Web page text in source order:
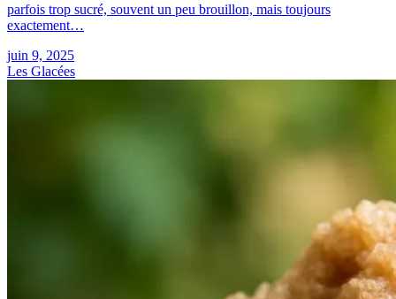
parfois trop sucré, souvent un peu brouillon, mais toujours
exactement…
juin 9, 2025
Les Glacées